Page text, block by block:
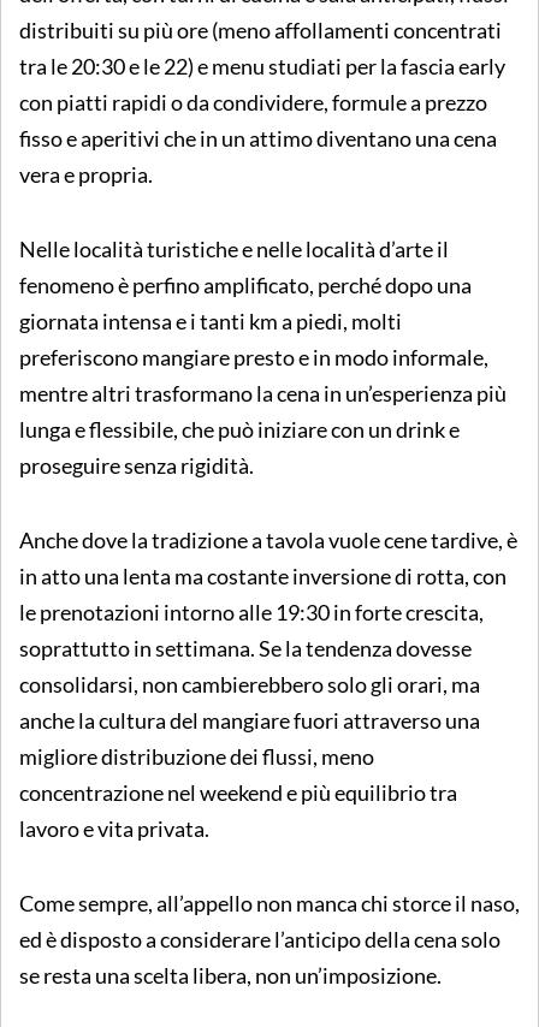
distribuiti su più ore (meno affollamenti concentrati
tra le 20:30 e le 22) e menu studiati per la fascia early
con piatti rapidi o da condividere, formule a prezzo
fisso e aperitivi che in un attimo diventano una cena
vera e propria.
Nelle località turistiche e nelle località d’arte il
fenomeno è perfino amplificato, perché dopo una
giornata intensa e i tanti km a piedi, molti
preferiscono mangiare presto e in modo informale,
mentre altri trasformano la cena in un’esperienza più
lunga e flessibile, che può iniziare con un drink e
proseguire senza rigidità.
Anche dove la tradizione a tavola vuole cene tardive, è
in atto una lenta ma costante inversione di rotta, con
le prenotazioni intorno alle 19:30 in forte crescita,
soprattutto in settimana. Se la tendenza dovesse
consolidarsi, non cambierebbero solo gli orari, ma
anche la cultura del mangiare fuori attraverso una
migliore distribuzione dei flussi, meno
concentrazione nel weekend e più equilibrio tra
lavoro e vita privata.
Come sempre, all’appello non manca chi storce il naso,
ed è disposto a considerare l’anticipo della cena solo
se resta una scelta libera, non un’imposizione.